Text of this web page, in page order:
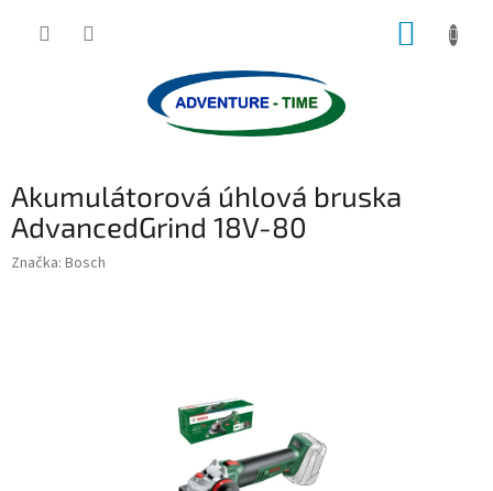
Akumulátorová úhlová bruska
AdvancedGrind 18V-80
Značka: Bosch